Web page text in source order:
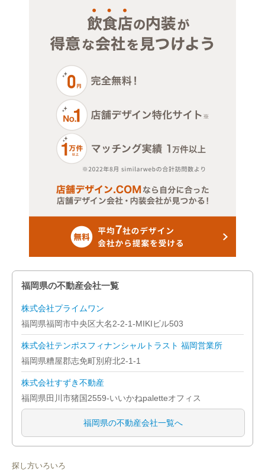
北九州市八幡西区
福岡市博多区
福岡市中央区
福岡市南区
福岡市西区
福岡市城南区
福岡市早良区
飯塚市
筑紫野市
春日市
大野城市
宗像市
太宰府市
古賀市
福岡県の不動産会社一覧
株式会社プライムワン
福岡県福岡市中央区大名2-2-1-MIKIビル503
株式会社テンポスフィナンシャルトラスト 福岡営業所
福岡県糟屋郡志免町別府北2-1-1
株式会社すずき不動産
福岡県田川市猪国2559-いいかねpaletteオフィス
福岡県の不動産会社一覧へ
探し方いろいろ